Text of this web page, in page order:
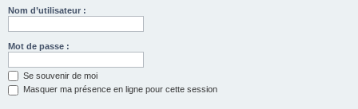
Nom d’utilisateur :
Mot de passe :
Se souvenir de moi
Masquer ma présence en ligne pour cette session